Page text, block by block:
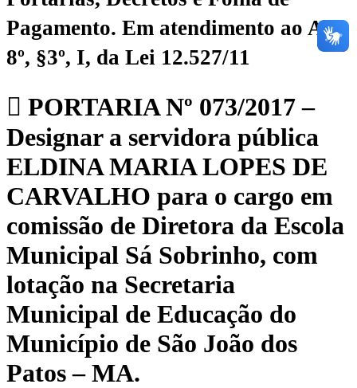
Pagamento. Em atendimento ao Art.
8º, §3º, I, da Lei 12.527/11
PORTARIA Nº 073/2017 –
Designar a servidora pública
ELDINA MARIA LOPES DE
CARVALHO para o cargo em
comissão de Diretora da Escola
Municipal Sá Sobrinho, com
lotação na Secretaria
Municipal de Educação do
Município de São João dos
Patos – MA.